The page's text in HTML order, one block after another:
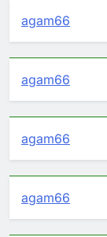
agam66
agam66
agam66
agam66